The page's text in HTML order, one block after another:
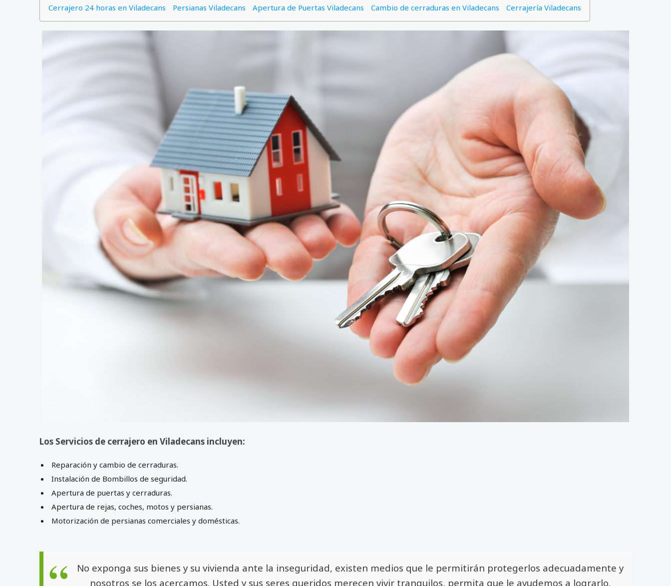
Cerrajero 24 horas en Viladecans Persianas Viladecans Apertura de Puertas Viladecans Cambio de cerraduras en Viladecans Cerrajería Viladecans
Los Servicios de cerrajero en Viladecans incluyen:
Reparación y cambio de cerraduras.
Instalación de Bombillos de seguridad.
Apertura de puertas y cerraduras.
Apertura de rejas, coches, motos y persianas.
Motorización de persianas comerciales y domésticas.
No exponga sus bienes y su vivienda ante la inseguridad, existen medios que le permitirán protegerlos adecuadamente y
nosotros se los acercamos. Usted y sus seres queridos merecen vivir tranquilos, permita que le ayudemos a lograrlo.